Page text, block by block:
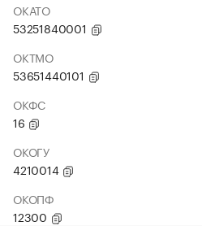
ОКАТО
53251840001
ОКТМО
53651440101
ОКФС
16
ОКОГУ
4210014
ОКОПФ
12300